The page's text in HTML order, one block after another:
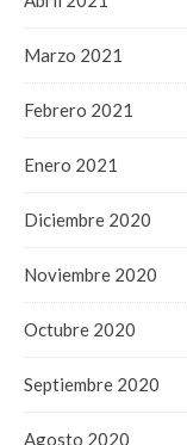
Marzo 2021
Febrero 2021
Enero 2021
Diciembre 2020
Noviembre 2020
Octubre 2020
Septiembre 2020
Agosto 2020